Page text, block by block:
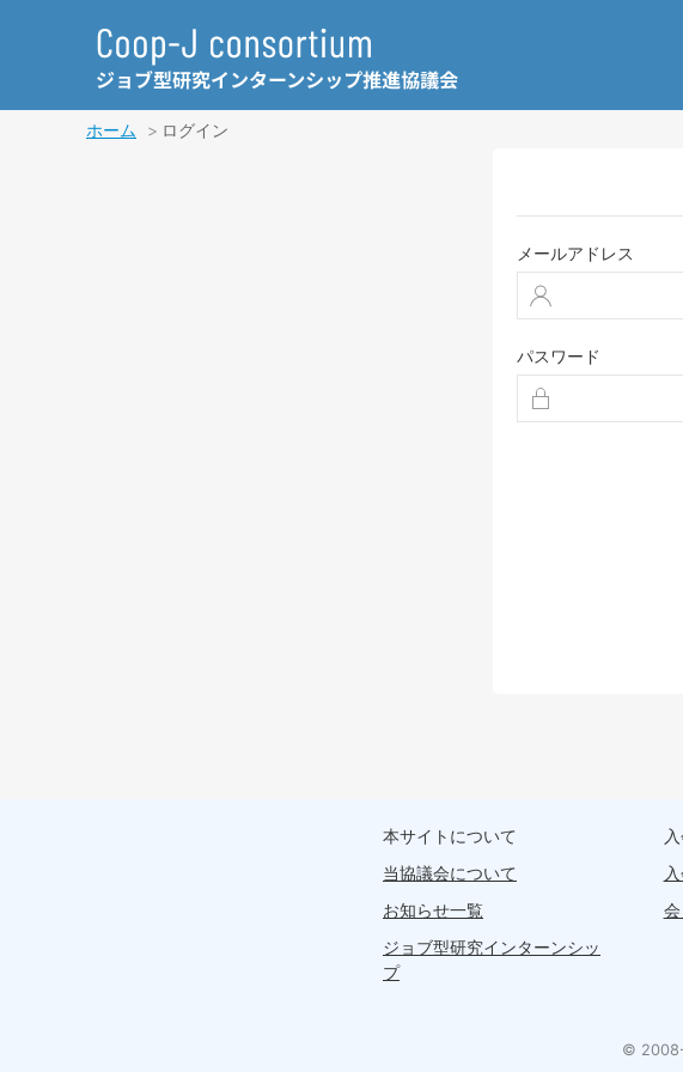
ホーム ログイン
メールアドレス
パスワード
本サイトについて
当協議会について
お知らせ一覧
ジョブ型研究インターンシッ
プ
©